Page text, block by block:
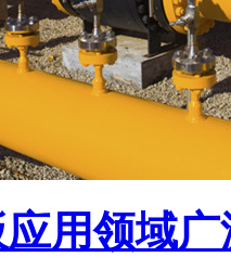
用领域